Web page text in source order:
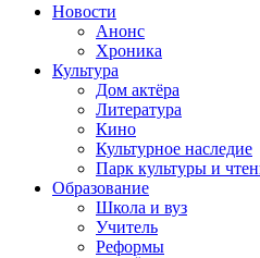
Новости
Анонс
Хроника
Культура
Дом актёра
Литература
Кино
Культурное наследие
Парк культуры и
Образование
Школа и вуз
Учитель
Реформы